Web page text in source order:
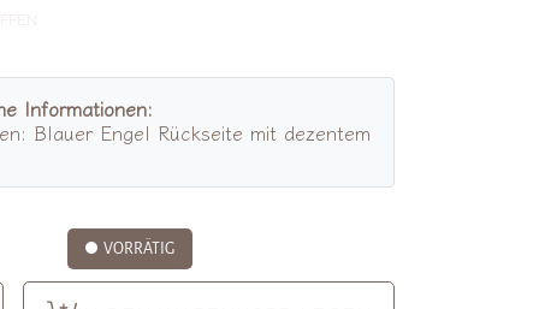
Informationen:
Blauer Engel Rückseite mit dezentem
VORRÄTIG